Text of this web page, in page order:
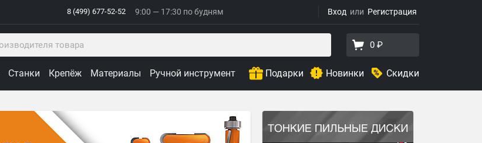
Вход Регистрация
8 (499) 677-52-52 9:00 — 17:30 по будням
0 ₽
Станки Крепёж Материалы Ручной инструмент Подарки Новинки Скидки